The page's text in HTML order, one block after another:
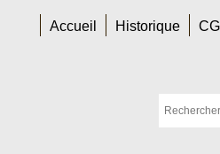
Accueil Historique